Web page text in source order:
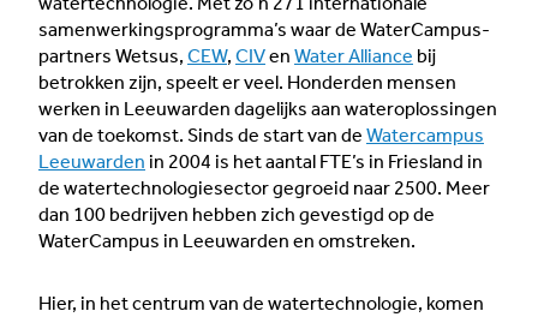
watertechnologie. Met zo’n 271 internationale
samenwerkingsprogramma’s waar de WaterCampus-
partners Wetsus, CEW, CIVen Water Alliance bij
betrokken zijn, speelt er veel. Honderden mensen
werken in Leeuwarden dagelijks aan wateroplossingen
van de toekomst. Sinds de start van de Watercampus
Leeuwarden in 2004 is het aantal FTE’s in Friesland in
de watertechnologiesector gegroeid naar 2500. Meer
dan 100 bedrijven hebben zich gevestigd op de
WaterCampus in Leeuwarden en omstreken.
Hier, in het centrum van de watertechnologie, komen